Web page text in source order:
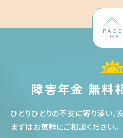
PAGE
TOP
障害年金 無料
ひとりひとりの不安に寄り添い
まずはお気軽にご相談ください。